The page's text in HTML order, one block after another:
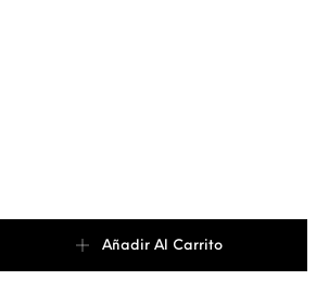
Añadir Al Carrito